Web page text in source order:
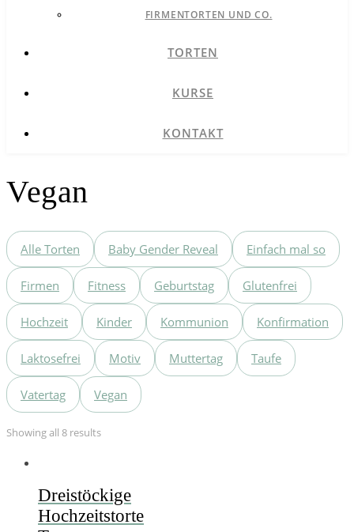
FIRMENTORTEN UND CO.
TORTEN
KURSE
KONTAKT
Vegan
Alle Torten Baby Gender Reveal Einfach mal so
Firmen Fitness Geburtstag Glutenfrei
Hochzeit Kinder Kommunion Konfirmation
Laktosefrei Motiv Muttertag Taufe
Vatertag Vegan
Showing all 8 results
Dreistöckige
Hochzeitstorte